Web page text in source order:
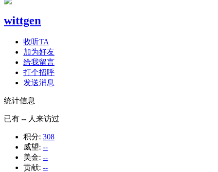
wittgen
收听TA
加为好友
给我留言
打个招呼
发送消息
统计信息
已有 -- 人来访过
积分: 308
威望: --
美金: --
贡献: --